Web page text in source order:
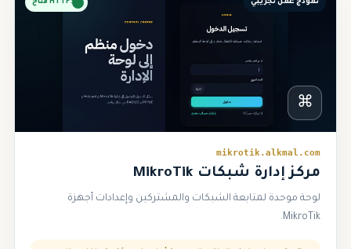
نموذج عمل تجريبي HTTPS متاح
⌘
mikrotik.alkmal.com
مركز إدارة شبكات MikroTik
لوحة موحدة لمتابعة الشبكات والمشتركين وإعدادات أجهزة
MikroTik.